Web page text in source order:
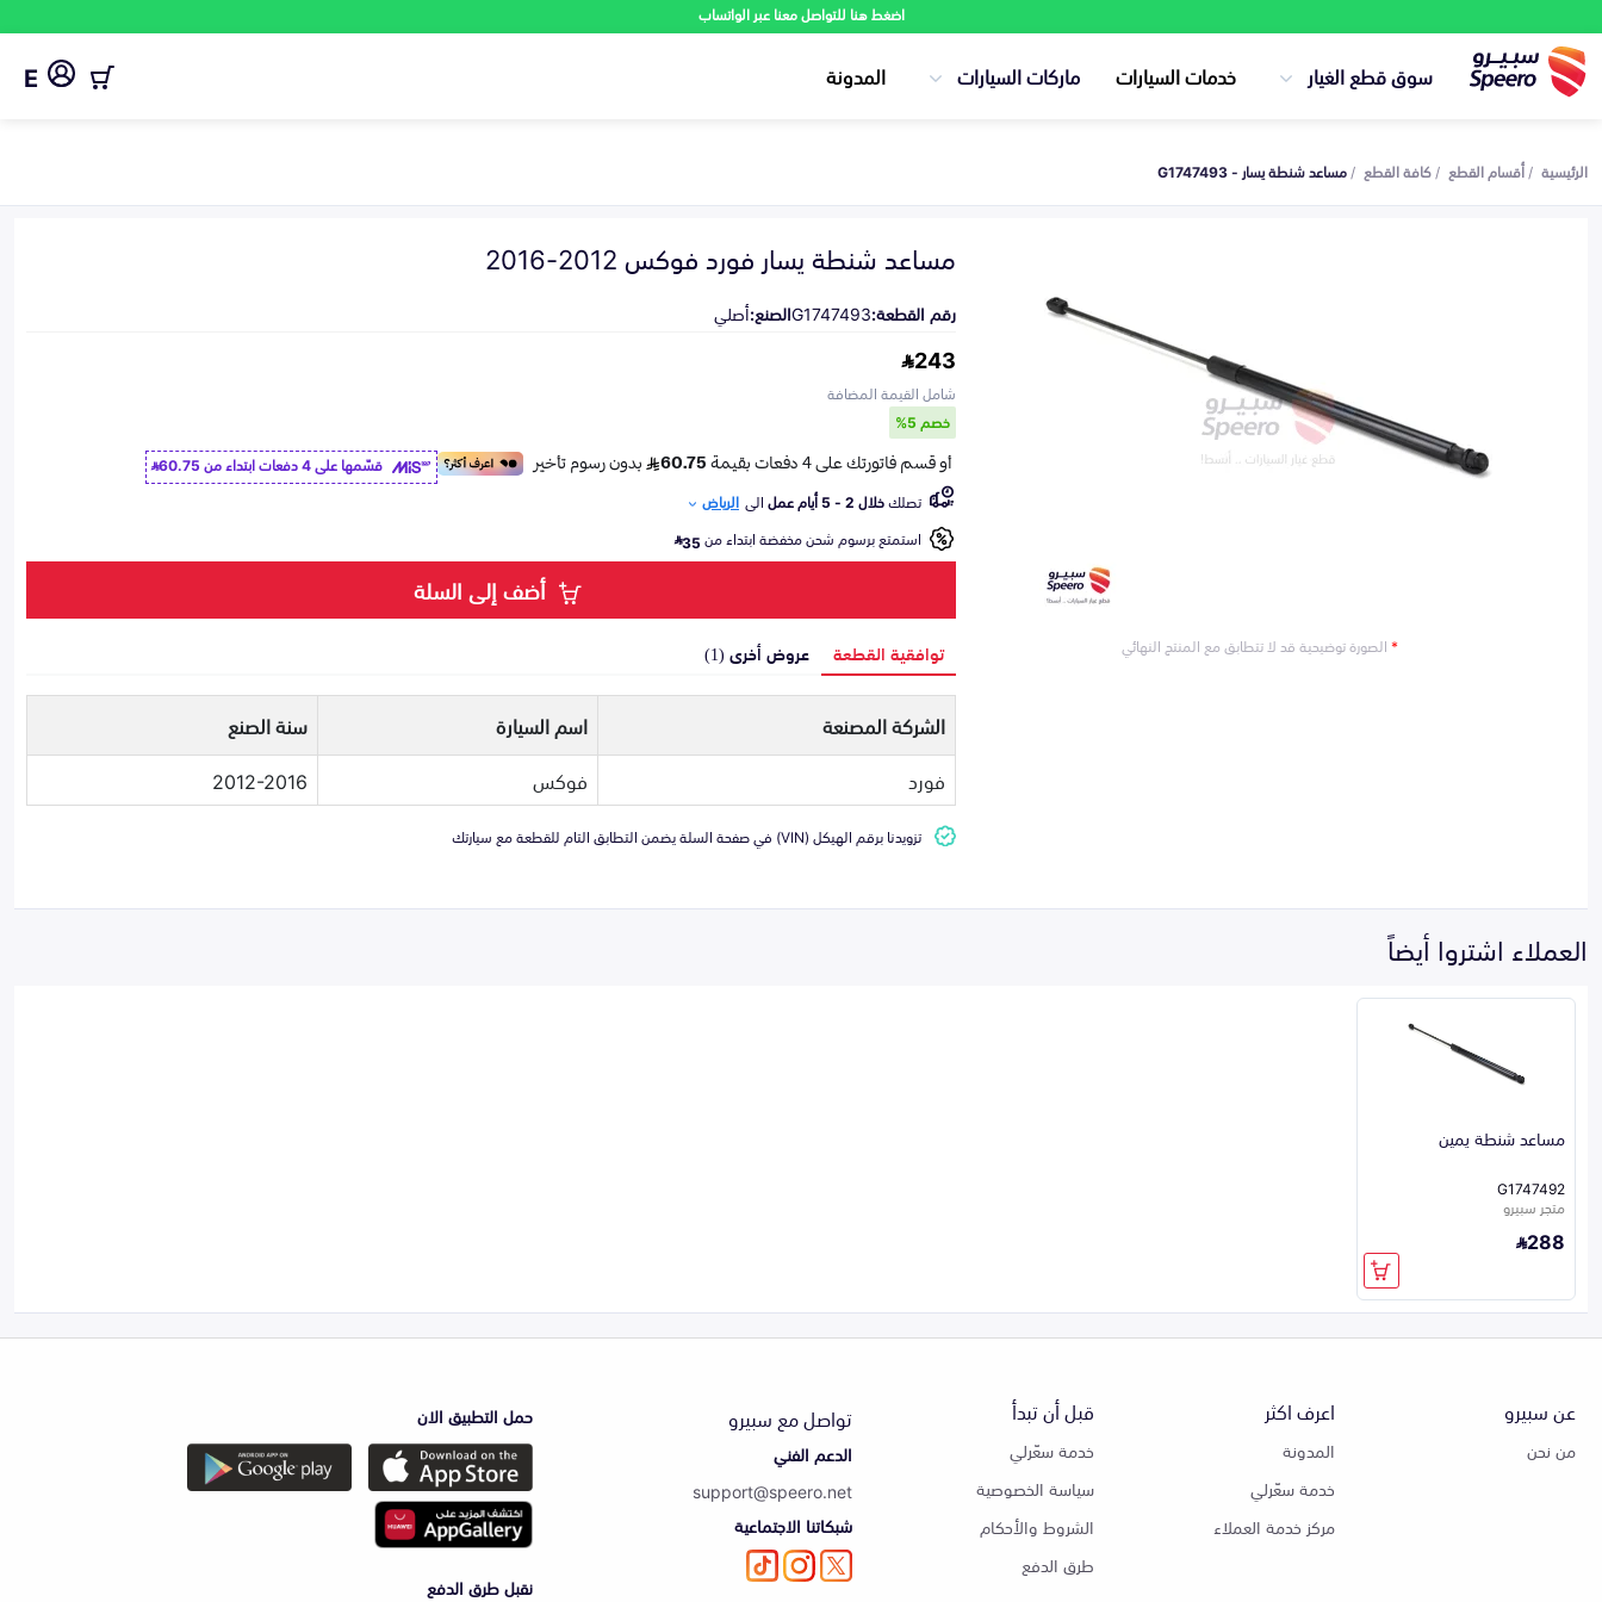
اضغط هنا للتواصل معنا عبر الواتساب
سوق قطع الغيار خدمات السيارات ماركات السيارات المدونة E
الرئيسية أقسام القطع كافة القطع مساعد شنطة يسار - G1747493
*الصورة توضيحية قد لا تتطابق مع المنتج النهائي
مساعد شنطة يسار فورد فوكس 2012-2016
رقم القطعة:G1747493الصنع:أصلي
243
شامل القيمة المضافة
خصم 5%
قسّمها على 4 دفعات ابتداء من
60.75
تصلكخلال 2 - 5 أيام عمل الى الرياض
استمتع برسوم شحن مخفضة ابتداء من35
أضف إلى السلة
توافقية القطعة عروض أخرى (1)
الشركة المصنعة اسم السيارة
سنة الصنع
فورد
فوكس 2012-2016
تزويدنا برقم الهيكل (VIN) في صفحة السلة يضمن التطابق التام للقطعة مع سيارتك
العملاء اشتروا أيضاً
مساعد شنطة يمين
G1747492
متجر سبيرو
288
عن سبيرو
من نحن
اعرف اكثر
المدونة
خدمة سعّرلي
مركز خدمة العملاء
قبل أن تبدأ
خدمة سعّرلي
سياسة الخصوصية
الشروط والأحكام
طرق الدفع
تواصل مع سبيرو
الدعم الفني
support@speero.net
شبكاتنا الاجتماعية
حمل التطبيق الان
نقبل طرق الدفع